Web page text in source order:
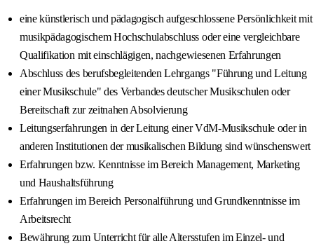
eine künstlerisch und pädagogisch aufgeschlossene Persönlichkeit mit
musikpädagogischem Hochschulabschluss oder eine vergleichbare
Qualifikation mit einschlägigen, nachgewiesenen Erfahrungen
Abschluss des berufsbegleitenden Lehrgangs "Führung und Leitung
einer Musikschule" des Verbandes deutscher Musikschulen oder
Bereitschaft zur zeitnahen Absolvierung
Leitungserfahrungen in der Leitung einer VdM-Musikschule oder in
anderen Institutionen der musikalischen Bildung sind wünschenswert
Erfahrungen bzw. Kenntnisse im Bereich Management, Marketing
und Haushaltsführung
Erfahrungen im Bereich Personalführung und Grundkenntnisse im
Arbeitsrecht
Bewährung zum Unterricht für alle Altersstufen im Einzel- und